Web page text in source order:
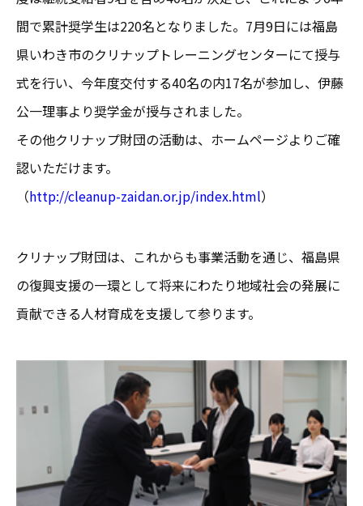
間で累計奨学生は220名となりました。7月9日には福島
県いわき市のクリナップトレーニングセンターにて授与
式を行い、今年度交付する40名の内17名が参加し、伊藤
公一理事より奨学金が授与されました。
その他クリナップ財団の活動は、ホームページよりご確
認いただけます。
（http://cleanup-zaidan.or.jp/index.html）
クリナップ財団は、これからも事業活動を通じ、福島県
の復興支援の一環として将来にわたり地域社会の発展に
貢献できる人材育成を支援して参ります。